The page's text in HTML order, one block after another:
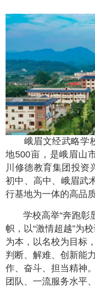
峨眉文经武略学
地500亩，是峨眉山
川修德教育集团投资
初中、高中、峨眉武
行基地为一体的高品
学校高举“奔跑彰
帜，以“激情超越”为
为本，以名校为目标
判断、解难、创新能
作、奋斗、担当精神
团队、一流服务水平